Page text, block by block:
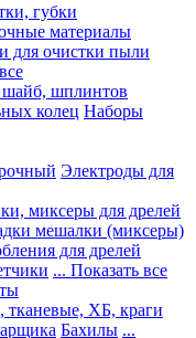
губки
материалы
для очистки пыли
шайб, шплинтов
колец Наборы
Электроды для
миксеры для дрелей
мешалки (миксеры)
для дрелей
... Показать все
тканевые, ХБ, краги
Бахилы ...